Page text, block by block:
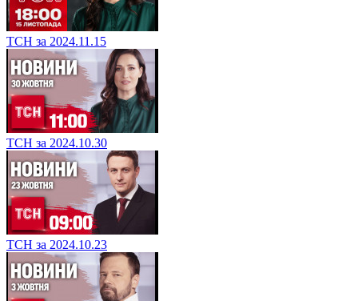
ТСН за 2024.11.15
ТСН за 2024.10.30
ТСН за 2024.10.23